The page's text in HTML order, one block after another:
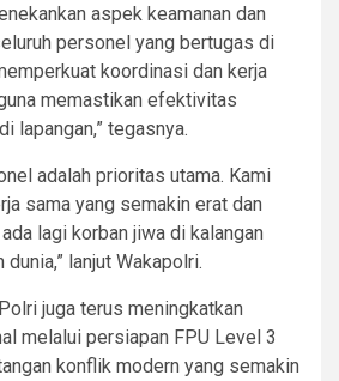
aspek keamanan dan
personel yang bertugas di
koordinasi dan kerja
memastikan efektivitas
lapangan,” tegasnya.
adalah prioritas utama. Kami
sama yang semakin erat dan
lagi korban jiwa di kalangan
lanjut Wakapolri.
juga terus meningkatkan
melalui persiapan FPU Level 3
konflik modern yang semakin